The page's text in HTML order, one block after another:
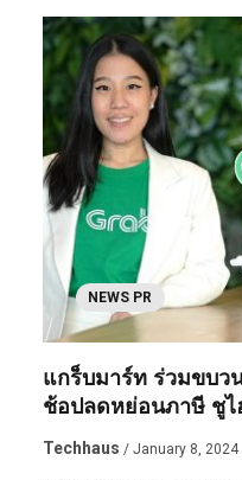
NEWS PR
แกร็บมาร์ท ร่วมขบว
ช้อปลดหย่อนภาษี ชู
Techhaus / January 8, 2024